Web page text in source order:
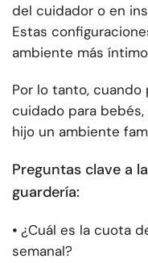
del cuidador o en
Estas
ambiente más
Por lo tanto,
cuidado para
hijo un ambiente
Preguntas clave a
guardería:
⦁ ¿Cuál es la cuota
semanal?